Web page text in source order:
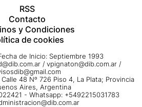
RSS
Contacto
y Condiciones
de cookies
de Inicio: Septiembre 1993
/ vpignaton@dib.com.ar /
48 Nº 726 Piso 4, La Plata; Provincia
Aires, Argentina
- Whatsapp: +5492215031783